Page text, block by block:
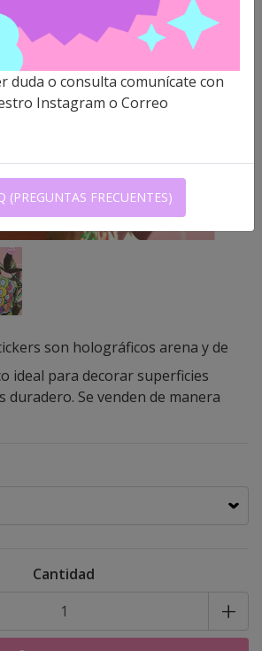
son holográficos arena y de
ideal para decorar superficies
duradero. Se venden de manera
Cantidad
+
duda o consulta comunícate con
Instagram o Correo
(PREGUNTAS FRECUENTES)